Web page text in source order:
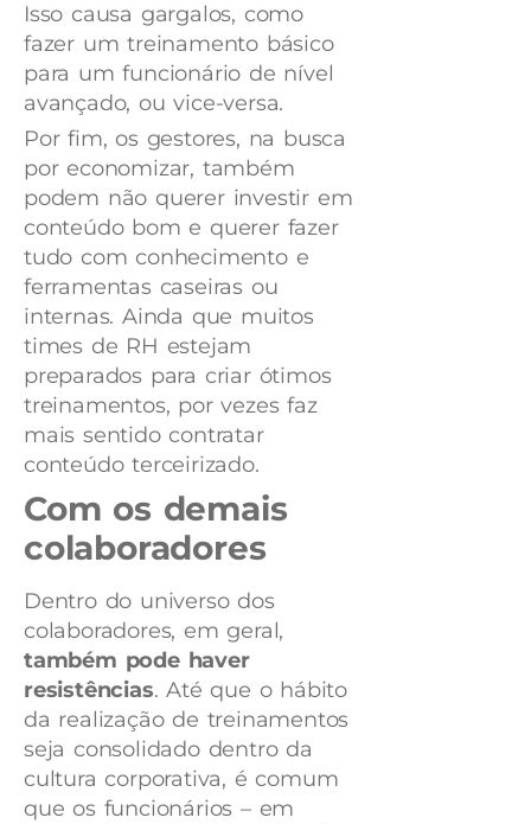
Isso causa gargalos, como
fazer um treinamento básico
para um funcionário de nível
avançado, ou vice-versa.
Por fim, os gestores, na busca
por economizar, também
podem não querer investir em
conteúdo bom e querer fazer
tudo com conhecimento e
ferramentas caseiras ou
internas. Ainda que muitos
times de RH estejam
preparados para criar ótimos
treinamentos, por vezes faz
mais sentido contratar
conteúdo terceirizado.
Com os demais
colaboradores
Dentro do universo dos
colaboradores, em geral,
também pode haver
resistências. Até que o hábito
da realização de treinamentos
seja consolidado dentro da
cultura corporativa, é comum
que os funcionários – em